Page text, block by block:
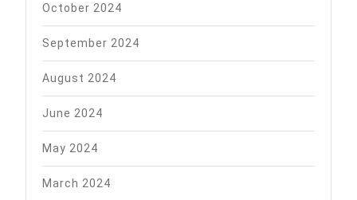
October 2024
September 2024
August 2024
June 2024
May 2024
March 2024